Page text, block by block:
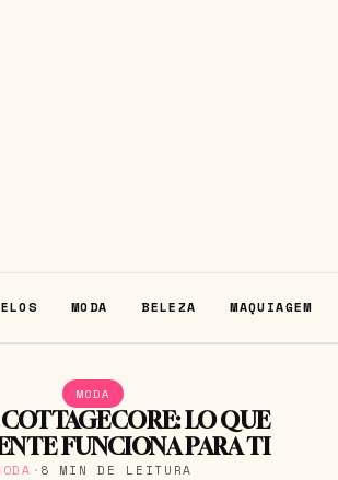
MODA BELEZA MAQUIAGEM
MODA
LO QUE
FUNCIONA PARA TI
· 8 MIN DE LEITURA